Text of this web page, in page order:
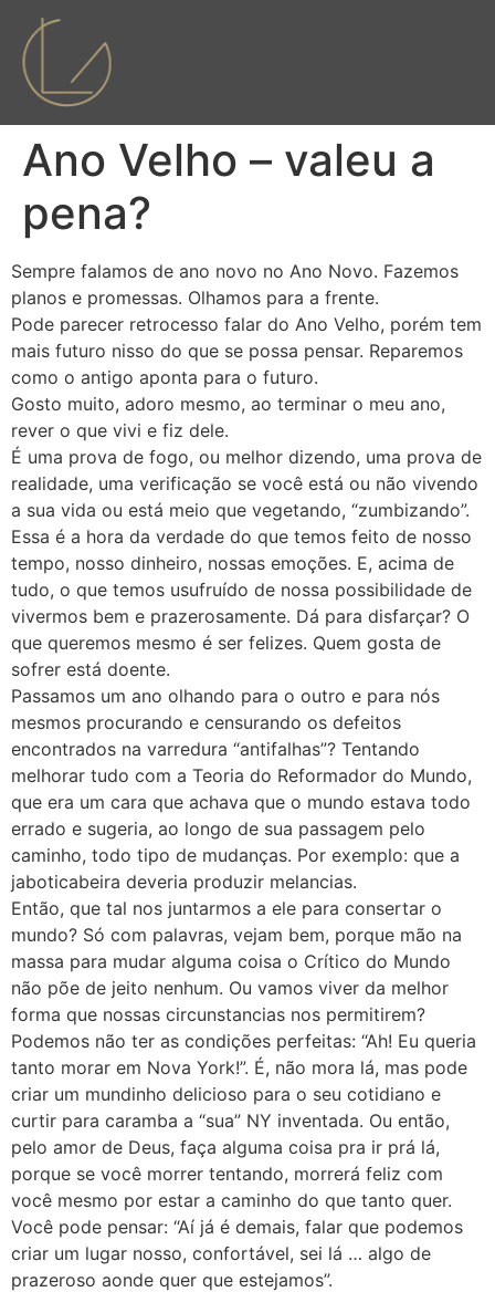
Ano Velho – valeu a
pena?
Sempre falamos de ano novo no Ano Novo. Fazemos
planos e promessas. Olhamos para a frente.
Pode parecer retrocesso falar do Ano Velho, porém tem
mais futuro nisso do que se possa pensar. Reparemos
como o antigo aponta para o futuro.
Gosto muito, adoro mesmo, ao terminar o meu ano,
rever o que vivi e fiz dele.
É uma prova de fogo, ou melhor dizendo, uma prova de
realidade, uma verificação se você está ou não vivendo
a sua vida ou está meio que vegetando, “zumbizando”.
Essa é a hora da verdade do que temos feito de nosso
tempo, nosso dinheiro, nossas emoções. E, acima de
tudo, o que temos usufruído de nossa possibilidade de
vivermos bem e prazerosamente. Dá para disfarçar? O
que queremos mesmo é ser felizes. Quem gosta de
sofrer está doente.
Passamos um ano olhando para o outro e para nós
mesmos procurando e censurando os defeitos
encontrados na varredura “antifalhas”? Tentando
melhorar tudo com a Teoria do Reformador do Mundo,
que era um cara que achava que o mundo estava todo
errado e sugeria, ao longo de sua passagem pelo
caminho, todo tipo de mudanças. Por exemplo: que a
jaboticabeira deveria produzir melancias.
Então, que tal nos juntarmos a ele para consertar o
mundo? Só com palavras, vejam bem, porque mão na
massa para mudar alguma coisa o Crítico do Mundo
não põe de jeito nenhum. Ou vamos viver da melhor
forma que nossas circunstancias nos permitirem?
Podemos não ter as condições perfeitas: “Ah! Eu queria
tanto morar em Nova York!”. É, não mora lá, mas pode
criar um mundinho delicioso para o seu cotidiano e
curtir para caramba a “sua” NY inventada. Ou então,
pelo amor de Deus, faça alguma coisa pra ir prá lá,
porque se você morrer tentando, morrerá feliz com
você mesmo por estar a caminho do que tanto quer.
Você pode pensar: “Aí já é demais, falar que podemos
criar um lugar nosso, confortável, sei lá … algo de
prazeroso aonde quer que estejamos”.